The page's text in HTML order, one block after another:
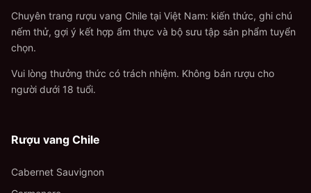
Chuyên trang rượu vang Chile tại Việt Nam: kiến thức, ghi chú
nếm thử, gợi ý kết hợp ẩm thực và bộ sưu tập sản phẩm tuyển
chọn.
Vui lòng thưởng thức có trách nhiệm. Không bán rượu cho
người dưới 18 tuổi.
Rượu vang Chile
Cabernet Sauvignon